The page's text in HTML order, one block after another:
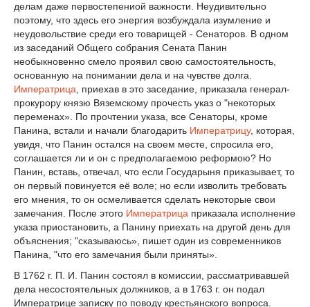
делам даже первостепениой важности. Неудивительно
поэтому, что здесь его энергия возбуждала изумление и
неудовольствие среди его товарищей - Сенаторов. В одном
из заседаний Общего собрания Сената Панин
необыкновенно смело проявил свою самостоятельность,
основанную на понимании дела и на чувстве долга.
Императрица , приехав в это заседание, приказала генерал-
прокурору князю Вяземскому прочесть указ о "некоторых
переменах». По прочтении указа, все Сенаторы, кроме
Панина, встали и начали благодарить Императрицу, которая,
увидя, что Панин остался на своем месте, спросила его,
соглашается ли и он с предполагаемою реформою? Но
Панин, вставь, отвечал, что если Государыня приказывает, то
он первый повинуется её воле; но если изволить требовать
его мнения, то он осмеливается сделать некоторые свои
замечания. После этого Императрица приказала исполнение
указа приостановить, а Панину приехать на другой день для
объяснения; "сказываюсь», пишет один из современников
Панина, "что его замечания были приняты».
В 1762 г. П. И. Панин состоял в комиссии, рассматривавшей
дела несостоятельных должников, а в 1763 г. он подал
Императрице записку по поводу крестьянского вопроса.